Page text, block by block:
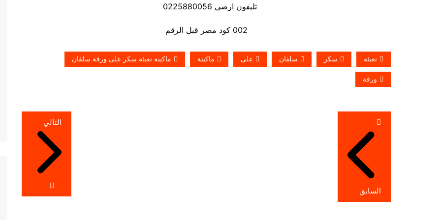
تليفون ارضي 0225880056
002 كود مصر قبل الرقم
تعبئة سكر سلفان على ماكينة ماكينة تعبئة سكر على ورقة سلفان
ورقة
تصفّح
المقالات
السابق
التالي